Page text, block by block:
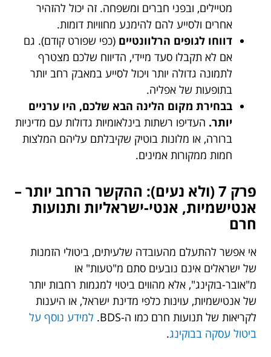
מטיילים, ובפני חברים ומשפחה. זה יכול להזהיר
אחרים ולסייע להם להימנע מחוויות דומות.
דווחו לגופים הרלוונטיים (כפי שפורט קודם). גם
אם לא תקבלו סעד מיידי, הדיווח שלכם מצטרף
לתמונה גדולה יותר ויכול לסייע במאבק רחב יותר
בתופעות של אפליה.
בבחירת מקום הלינה הבא שלכם, היו ערניים
יותר. העדיפו רשתות בינלאומיות גדולות עם מדיניות
ברורה, או מלונות בוטיק שקיבלתם עליהם המלצות
חמות ממקורות אמינים.
פרק 7 (ולא נעים): ההקשר הרחב יותר –
אנטישמיות, אנטי-ישראליות ותנועות
חרם
אי אפשר להתעלם מהעובדה שלעיתים, ביטולי הזמנות
של ישראלים אינם נובעים סתם מ"טעות" או
מ"אובר-בוקינג", אלא מהווים ביטוי למגמות רחבות יותר
של אנטישמיות, עוינות כלפי מדינת ישראל, או היענות
לקריאות של תנועות חרם כמו ה-BDS.
למידע נוסף על
ביטול עסקה בבוקינג.